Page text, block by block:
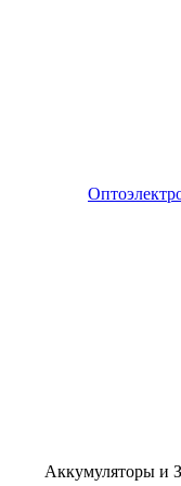
Аккумуляторы и